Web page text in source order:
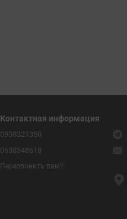
Контактная информация
0938321350
0638348618
Перезвонить вам?